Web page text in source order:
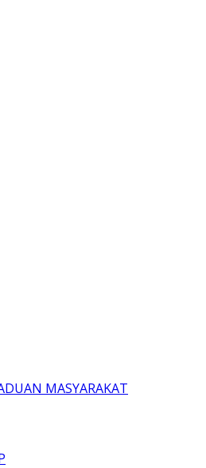
MASYARAKAT